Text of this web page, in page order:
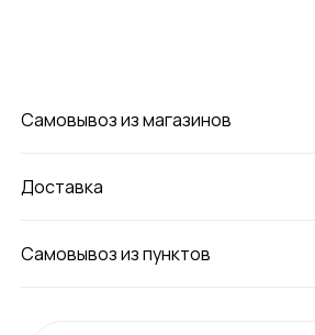
Самовывоз из магазинов
Доставка
Самовывоз из пунктов